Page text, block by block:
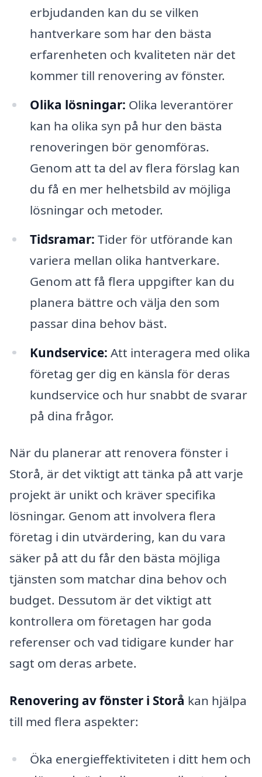
erbjudanden kan du se vilken
hantverkare som har den bästa
erfarenheten och kvaliteten när det
kommer till renovering av fönster.
Olika lösningar: Olika leverantörer
kan ha olika syn på hur den bästa
renoveringen bör genomföras.
Genom att ta del av flera förslag kan
du få en mer helhetsbild av möjliga
lösningar och metoder.
Tidsramar: Tider för utförande kan
variera mellan olika hantverkare.
Genom att få flera uppgifter kan du
planera bättre och välja den som
passar dina behov bäst.
Kundservice: Att interagera med olika
företag ger dig en känsla för deras
kundservice och hur snabbt de svarar
på dina frågor.
När du planerar att renovera fönster i
Storå, är det viktigt att tänka på att varje
projekt är unikt och kräver specifika
lösningar. Genom att involvera flera
företag i din utvärdering, kan du vara
säker på att du får den bästa möjliga
tjänsten som matchar dina behov och
budget. Dessutom är det viktigt att
kontrollera om företagen har goda
referenser och vad tidigare kunder har
sagt om deras arbete.
Renovering av fönster i Storå kan hjälpa
till med flera aspekter:
Öka energieffektiviteten i ditt hem och